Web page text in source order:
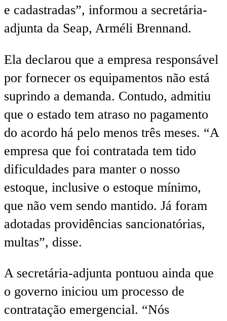
e cadastradas”, informou a secretária-
adjunta da Seap, Arméli Brennand.
Ela declarou que a empresa responsável
por fornecer os equipamentos não está
suprindo a demanda. Contudo, admitiu
que o estado tem atraso no pagamento
do acordo há pelo menos três meses. “A
empresa que foi contratada tem tido
dificuldades para manter o nosso
estoque, inclusive o estoque mínimo,
que não vem sendo mantido. Já foram
adotadas providências sancionatórias,
multas”, disse.
A secretária-adjunta pontuou ainda que
o governo iniciou um processo de
contratação emergencial. “Nós